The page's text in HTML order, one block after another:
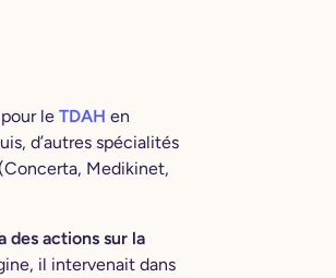
le TDAH en
d’autres spécialités
Medikinet,
des actions sur la
il intervenait dans